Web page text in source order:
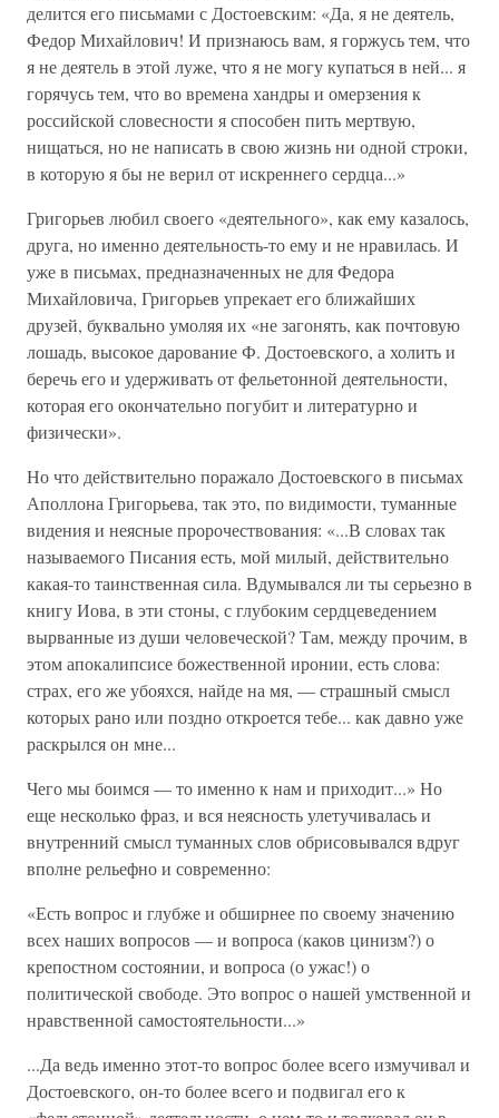
делится его письмами с Достоевским: «Да, я не деятель,
Федор Михайлович! И признаюсь вам, я горжусь тем, что
я не деятель в этой луже, что я не могу купаться в ней... я
горячусь тем, что во времена хандры и омерзения к
российской словесности я способен пить мертвую,
нищаться, но не написать в свою жизнь ни одной строки,
в которую я бы не верил от искреннего сердца...»
Григорьев любил своего «деятельного», как ему казалось,
друга, но именно деятельность-то ему и не нравилась. И
уже в письмах, предназначенных не для Федора
Михайловича, Григорьев упрекает его ближайших
друзей, буквально умоляя их «не загонять, как почтовую
лошадь, высокое дарование Ф. Достоевского, а холить и
беречь его и удерживать от фельетонной деятельности,
которая его окончательно погубит и литературно и
физически».
Но что действительно поражало Достоевского в письмах
Аполлона Григорьева, так это, по видимости, туманные
видения и неясные пророчествования: «...В словах так
называемого Писания есть, мой милый, действительно
какая-то таинственная сила. Вдумывался ли ты серьезно в
книгу Иова, в эти стоны, с глубоким сердцеведением
вырванные из души человеческой? Там, между прочим, в
этом апокалипсисе божественной иронии, есть слова:
страх, его же убояхся, найде на мя, — страшный смысл
которых рано или поздно откроется тебе... как давно уже
раскрылся он мне...
Чего мы боимся — то именно к нам и приходит...» Но
еще несколько фраз, и вся неясность улетучивалась и
внутренний смысл туманных слов обрисовывался вдруг
вполне рельефно и современно:
«Есть вопрос и глубже и обширнее по своему значению
всех наших вопросов — и вопроса (каков цинизм?) о
крепостном состоянии, и вопроса (о ужас!) о
политической свободе. Это вопрос о нашей умственной и
нравственной самостоятельности...»
...Да ведь именно этот-то вопрос более всего измучивал и
Достоевского, он-то более всего и подвигал его к